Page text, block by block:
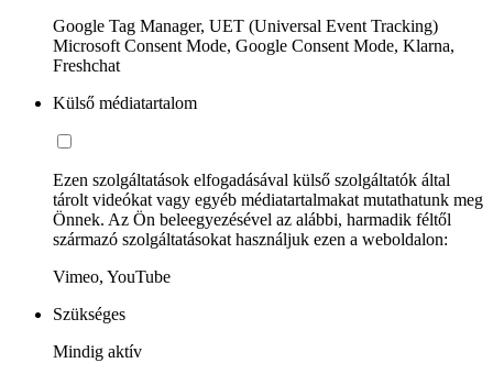
Google Tag Manager, UET (Universal Event Tracking)
Microsoft Consent Mode, Google Consent Mode, Klarna,
Freshchat
Külső médiatartalom
Ezen szolgáltatások elfogadásával külső szolgáltatók által
tárolt videókat vagy egyéb médiatartalmakat mutathatunk meg
Önnek. Az Ön beleegyezésével az alábbi, harmadik féltől
származó szolgáltatásokat használjuk ezen a weboldalon:
Vimeo, YouTube
Szükséges
Mindig aktív